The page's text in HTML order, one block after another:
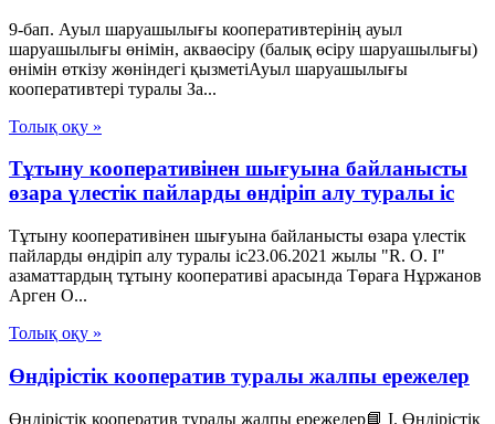
9-бап. Ауыл шаруашылығы кооперативтерінің ауыл
шаруашылығы өнімін, акваөсіру (балық өсіру шаруашылығы)
өнімін өткізу жөніндегі қызметіАуыл шаруашылығы
кооперативтері туралы За...
Толық оқу »
Тұтыну кооперативінен шығуына байланысты
өзара үлестік пайларды өндіріп алу туралы іс
Тұтыну кооперативінен шығуына байланысты өзара үлестік
пайларды өндіріп алу туралы іс23.06.2021 жылы "R. O. I"
азаматтардың тұтыну кооперативі арасында Төраға Нұржанов
Арген О...
Толық оқу »
Өндірістік кооператив туралы жалпы ережелер
Өндірістік кооператив туралы жалпы ережелер📘 I. Өндірістік